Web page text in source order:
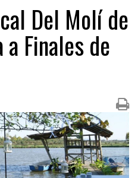
Del Molí de
a Finales de